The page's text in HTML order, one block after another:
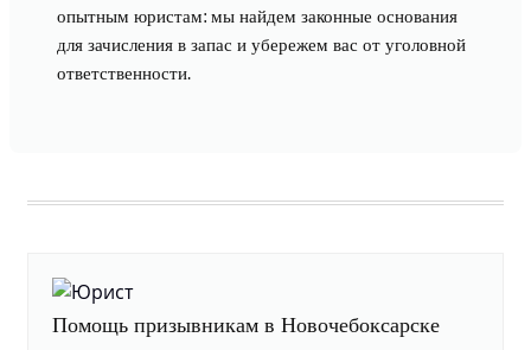
опытным юристам: мы найдем законные основания
для зачисления в запас и убережем вас от уголовной
ответственности.
Помощь призывникам в Новочебоксарске